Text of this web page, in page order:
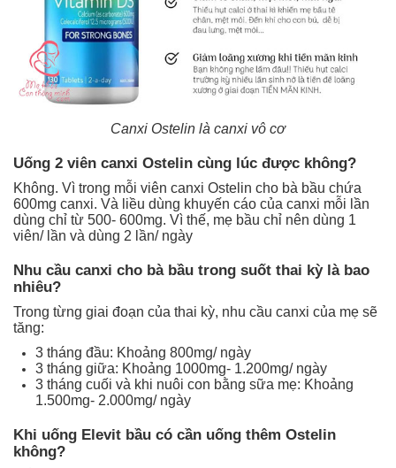
Canxi Ostelin là canxi vô cơ
Uống 2 viên canxi Ostelin cùng lúc được không?
Không. Vì trong mỗi viên canxi Ostelin cho bà bầu chứa
600mg canxi. Và liều dùng khuyến cáo của canxi mỗi lần
dùng chỉ từ 500- 600mg. Vì thế, mẹ bầu chỉ nên dùng 1
viên/ lần và dùng 2 lần/ ngày
Nhu cầu canxi cho bà bầu trong suốt thai kỳ là bao
nhiêu?
Trong từng giai đoạn của thai kỳ, nhu cầu canxi của mẹ sẽ
tăng:
3 tháng đầu: Khoảng 800mg/ ngày
3 tháng giữa: Khoảng 1000mg- 1.200mg/ ngày
3 tháng cuối và khi nuôi con bằng sữa mẹ: Khoảng
1.500mg- 2.000mg/ ngày
Khi uống Elevit bầu có cần uống thêm Ostelin
không?